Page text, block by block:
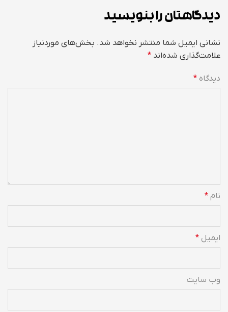
دیدگاهتان را بنویسید
نشانی ایمیل شما منتشر نخواهد شد. بخش‌های موردنیاز
علامت‌گذاری شده‌اند *
دیدگاه *
نام *
ایمیل *
وب‌ سایت